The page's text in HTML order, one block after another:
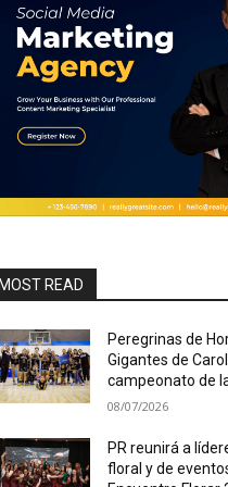
READ
Peregrinas de
Gigantes de
campeonato de
08/07/2026
PR reunirá a
floral y de